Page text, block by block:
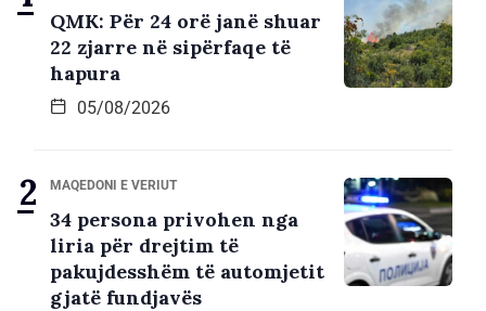
QMK: Për 24 orë janë shuar
22 zjarre në sipërfaqe të
hapura
05/08/2026
MAQEDONI E VERIUT
34 persona privohen nga
liria për drejtim të
pakujdesshëm të automjetit
gjatë fundjavës